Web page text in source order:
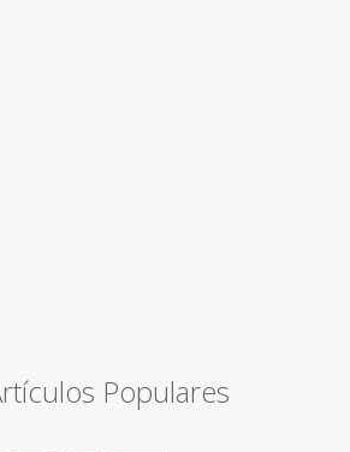
Populares